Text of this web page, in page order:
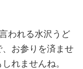
われる水沢うど
お参りを済ませ
れませんね。